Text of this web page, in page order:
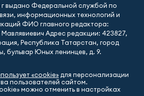
г выдано Федеральной службой по
информационных технологий и
ФИО главного редактора:
Мавлявиевич Адрес редакции: 423827,
Республика Татарстан, город
бульвар Юных ленинцев, д. 9.
«cookie» для персонализации
пользователей сайтом.
можно отменить в настройках